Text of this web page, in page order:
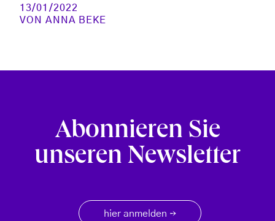
13/01/2022
VONANNA BEKE
Abonnieren Sie
unseren Newsletter
hier anmelden →